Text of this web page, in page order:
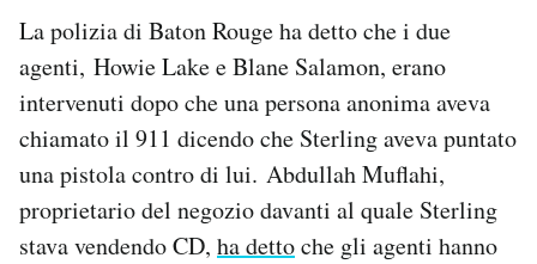
La polizia di Baton Rouge ha detto che i due
agenti, Howie Lake e Blane Salamon, erano
intervenuti dopo che una persona anonima aveva
chiamato il 911 dicendo che Sterling aveva puntato
una pistola contro di lui. Abdullah Muflahi,
proprietario del negozio davanti al quale Sterling
stava vendendo CD, ha dettoche gli agenti hanno